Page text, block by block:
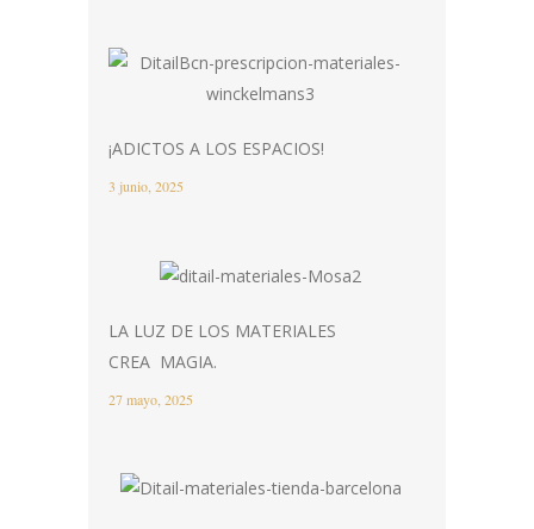
¡ADICTOS A LOS ESPACIOS!
3 junio, 2025
LA LUZ DE LOS MATERIALES
CREA MAGIA.
27 mayo, 2025